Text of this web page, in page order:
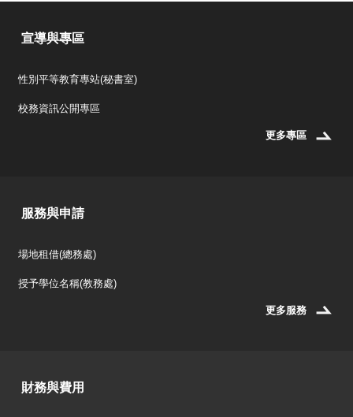
宣導與專區
性別平等教育專站(秘書室)
校務資訊公開專區
更多專區
服務與申請
場地租借(總務處)
授予學位名稱(教務處)
更多服務
財務與費用